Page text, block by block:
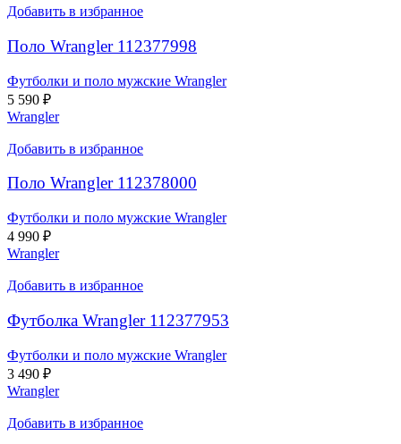
Добавить в избранное
Поло Wrangler 112377998
Футболки и поло мужские Wrangler
5 590 ₽
Wrangler
Добавить в избранное
Поло Wrangler 112378000
Футболки и поло мужские Wrangler
4 990 ₽
Wrangler
Добавить в избранное
Футболка Wrangler 112377953
Футболки и поло мужские Wrangler
3 490 ₽
Wrangler
Добавить в избранное